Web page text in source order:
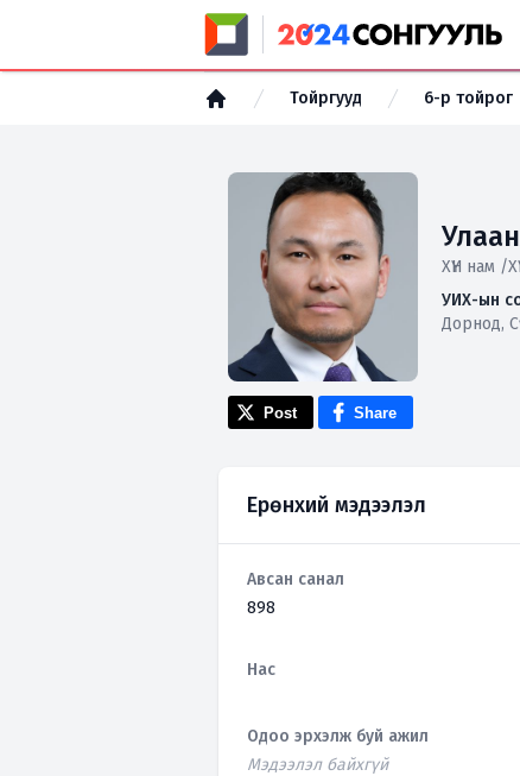
Тойргууд 6-р тойрог
ХҮН нам /
УИХ-ын
Дорнод,
Post Share
Ерөнхий мэдээлэл
Авсан санал
898
Нас
Одоо эрхэлж буй ажил
Мэдээлэл байхгүй